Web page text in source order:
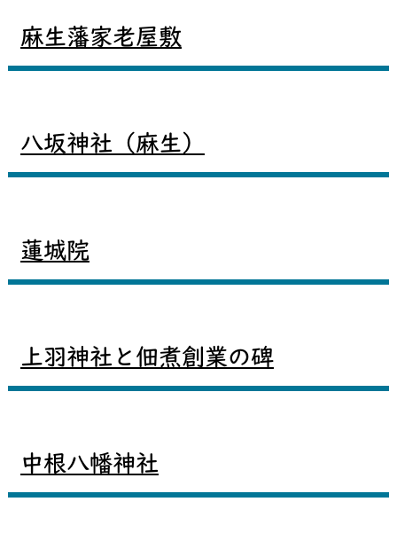
麻生藩家老屋敷
八坂神社（麻生）
蓮城院
上羽神社と佃煮創業の碑
中根八幡神社